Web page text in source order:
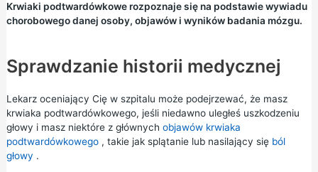
Krwiaki podtwardówkowe rozpoznaje się na podstawie wywiadu
chorobowego danej osoby, objawów i wyników badania mózgu.
Sprawdzanie historii medycznej
Lekarz oceniający Cię w szpitalu może podejrzewać, że masz
krwiaka podtwardówkowego, jeśli niedawno uległeś uszkodzeniu
głowy i masz niektóre z głównych objawów krwiaka
podtwardówkowego, takie jak splątanie lub nasilający się ból
głowy .